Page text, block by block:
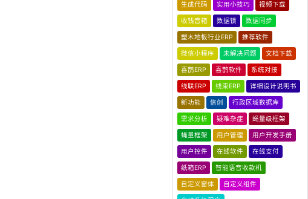
生成代码 实用小技巧 视频下载
收钱音箱 数据锁 数据同步
塑木地板行业ERP 推荐软件
微信小程序 未解决问题 文档下载
喜鹊ERP 喜鹊软件 系统对接
线联ERP 线束ERP 详细设计说明书
新功能 信创 行政区域数据库
需求分析 疑难杂症 蝇量级框架
蝇量框架 用户管理 用户开发手册
用户控件 在线软件 在线支付
纸箱ERP 智能语音收款机
自定义窗体 自定义组件